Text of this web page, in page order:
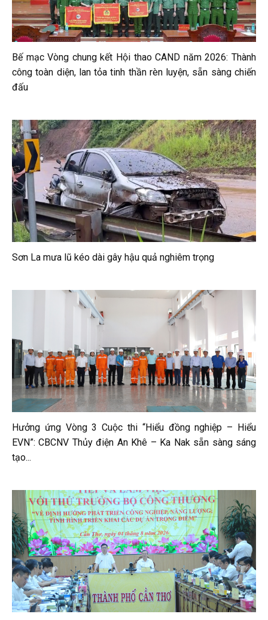
Bế mạc Vòng chung kết Hội thao CAND năm 2026: Thành
công toàn diện, lan tỏa tinh thần rèn luyện, sẵn sàng chiến
đấu
Sơn La mưa lũ kéo dài gây hậu quả nghiêm trọng
Hưởng ứng Vòng 3 Cuộc thi “Hiểu đồng nghiệp – Hiểu
EVN”: CBCNV Thủy điện An Khê – Ka Nak sẵn sàng sáng
tạo...